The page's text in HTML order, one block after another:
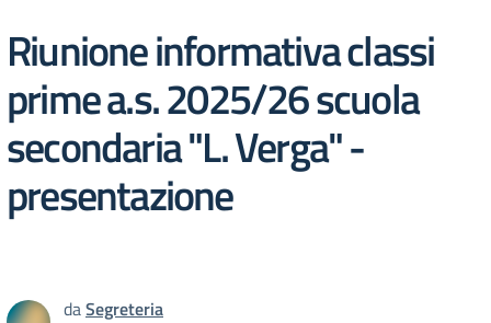
Riunione informativa classi
prime a.s. 2025/26 scuola
secondaria "L. Verga" -
presentazione
daSegreteria